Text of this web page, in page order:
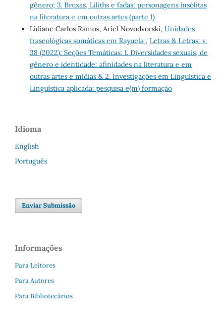
gênero; 3. Bruxas, Liliths e fadas: personagens insólitas
na literatura e em outras artes (parte 1)
Lidiane Carlos Ramos, Ariel Novodvorski, Unidades
fraseológicas somáticas em Rayuela , Letras & Letras: v.
38 (2022): Seções Temáticas: 1. Diversidades sexuais, de
gênero e identidade: afinidades na literatura e em
outras artes e mídias & 2. Investigações em Linguística e
Linguística aplicada: pesquisa e(m) formação
Idioma
English
Português
Enviar Submissão
Informações
Para Leitores
Para Autores
Para Bibliotecários